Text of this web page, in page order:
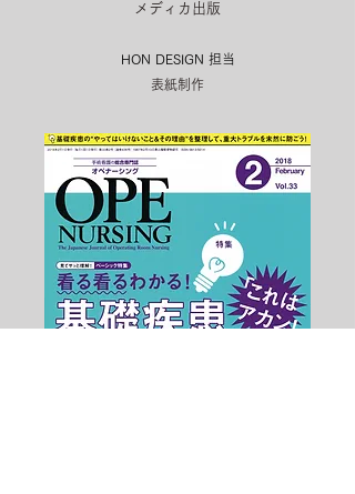
メディカ出版
HON DESIGN​ 担当
表紙制作